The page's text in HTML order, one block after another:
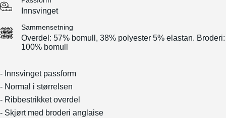
Innsvinget
Sammensetning
Overdel: 57% bomull, 38% polyester 5% elastan. Broderi:
100% bomull
- Innsvinget passform
- Normal i størrelsen
- Ribbestrikket overdel
- Skjørt med broderi anglaise